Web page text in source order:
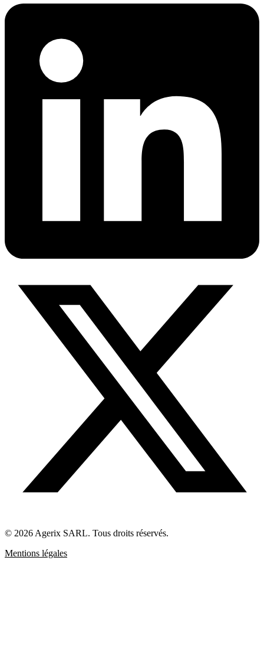
© 2026 Agerix SARL. Tous droits réservés.
Mentions légales